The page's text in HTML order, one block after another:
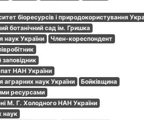
біоресурсів і природокористування
ботанічний сад ім. Гришка
наук України
Член-кореспондент
НАН України
аграрних наук України
Бойківщина
ресурсами
М. Г. Холодного НАН України
наук